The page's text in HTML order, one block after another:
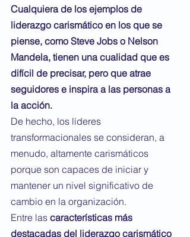
Cualquiera de los ejemplos de
liderazgo carismático en los que se
piense, como Steve Jobs o Nelson
Mandela, tienen una cualidad que es
difícil de precisar, pero que atrae
seguidores e inspira a las personas a
la acción.
De hecho, los líderes
transformacionales se consideran, a
menudo, altamente carismáticos
porque son capaces de iniciar y
mantener un nivel significativo de
cambio en la organización.
Entre las características más
destacadas del liderazgo carismático